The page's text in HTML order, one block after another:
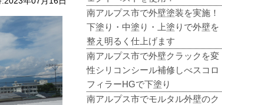
南アルプス市で外壁塗装を実施！
下塗り・中塗り・上塗りで外壁を
整え明るく仕上げます
南アルプス市で外壁クラックを変
性シリコンシール補修しべスコロ
フィラーHGで下塗り
南アルプス市でモルタル外壁のク